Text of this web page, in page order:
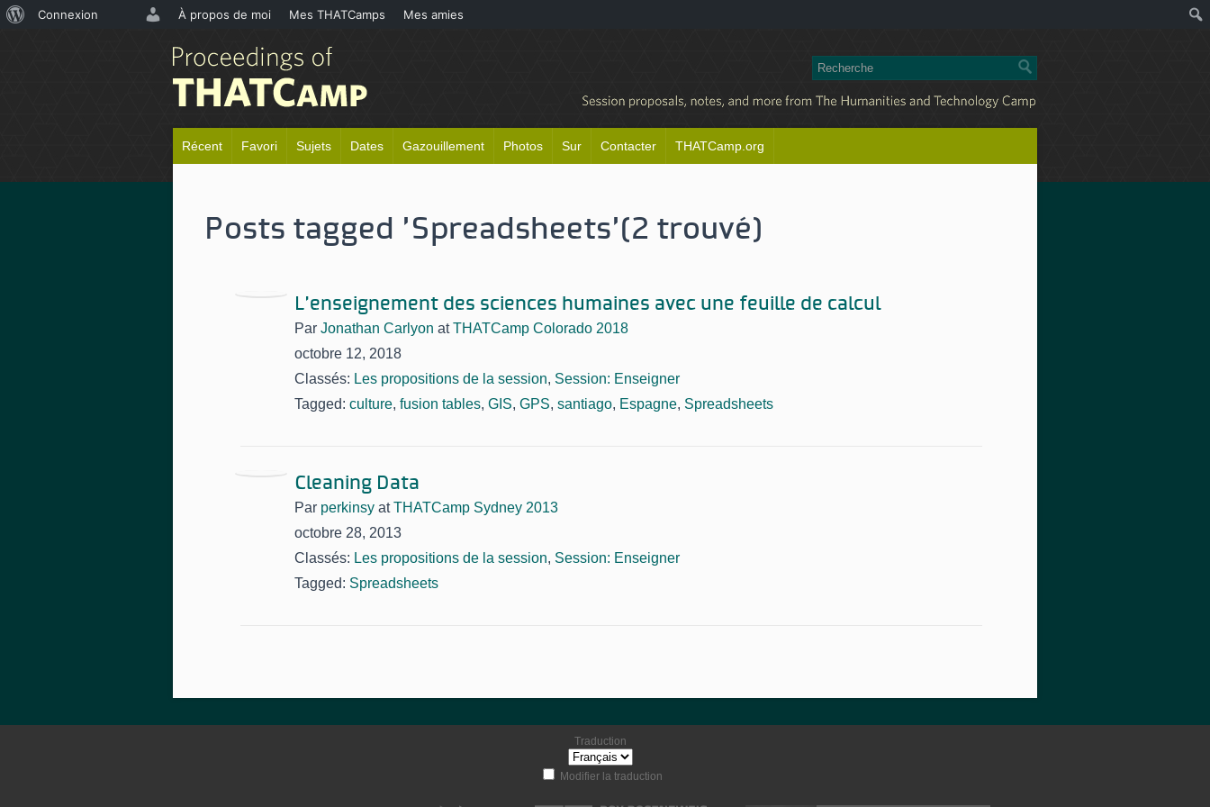
Récent Favori Sujets Dates Gazouillement Photos Sur Contacter THATCamp.org
Posts tagged 'Spreadsheets'(2 trouvé)
L'enseignement des sciences humaines avec une feuille de calcul
Par Jonathan Carlyon atTHATCamp Colorado 2018
octobre 12, 2018
Classés: Les propositions de la session, Session: Enseigner
Tagged: culture, fusion tables, GIS, GPS, santiago, Espagne, Spreadsheets
Cleaning Data
Par perkinsy atTHATCamp Sydney 2013
octobre 28, 2013
Classés: Les propositions de la session, Session: Enseigner
Tagged: Spreadsheets
Traduction
Modifier la traduction
Connexion À propos de moi Mes THATCamps Mes amies